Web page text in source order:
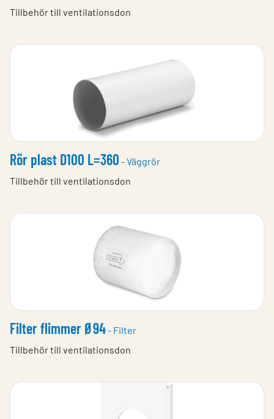
Tillbehör till ventilationsdon
Rör plast D100 L=360 - Väggrör
Tillbehör till ventilationsdon
Filter flimmer Ø94- Filter
Tillbehör till ventilationsdon